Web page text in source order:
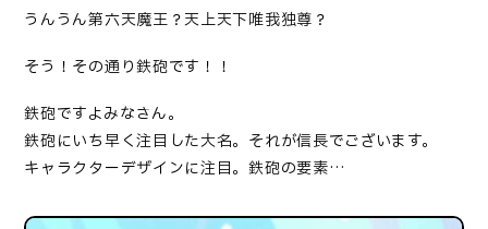
うんうん第六天魔王？天上天下唯我独尊？
そう！その通り鉄砲です！！
鉄砲ですよみなさん。
鉄砲にいち早く注目した大名。それが信長でございます。
キャラクターデザインに注目。鉄砲の要素…